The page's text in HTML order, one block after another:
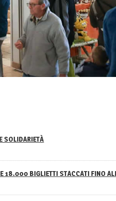
SOLIDARIETÀ
18.000 BIGLIETTI STACCATI FINO